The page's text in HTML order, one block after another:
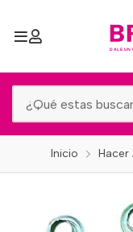
Inicio Hacer